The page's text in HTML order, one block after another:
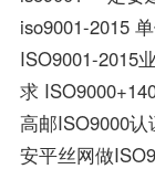
iso9001-2015
ISO9001-2015
高邮ISO9000
安平丝网做